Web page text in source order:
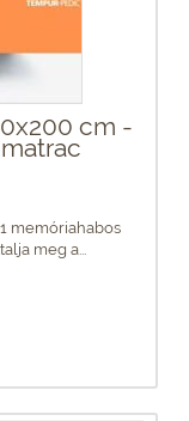
cm -
memóriahabos
meg a...